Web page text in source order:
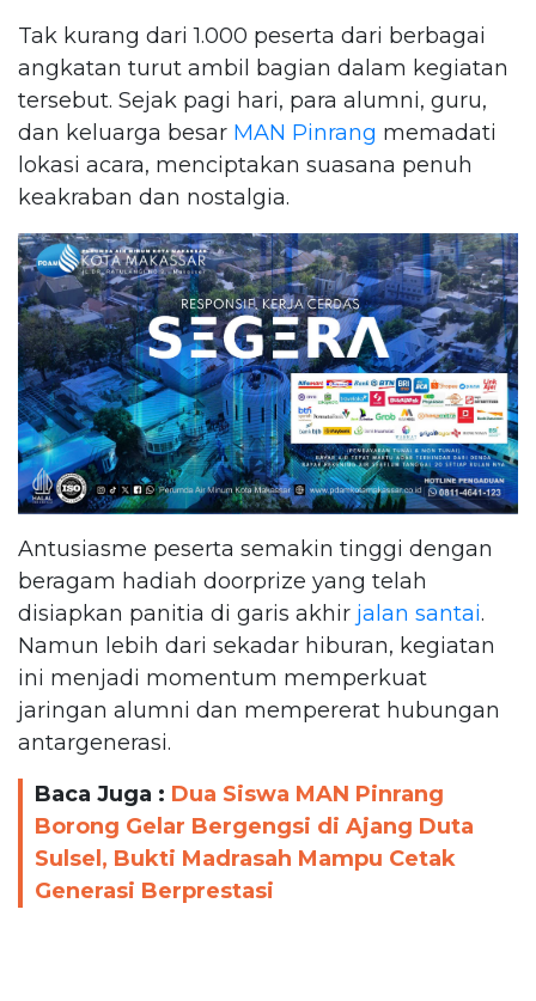
Tak kurang dari 1.000 peserta dari berbagai
angkatan turut ambil bagian dalam kegiatan
tersebut. Sejak pagi hari, para alumni, guru,
dan keluarga besar MAN Pinrang memadati
lokasi acara, menciptakan suasana penuh
keakraban dan nostalgia.
Antusiasme peserta semakin tinggi dengan
beragam hadiah doorprize yang telah
disiapkan panitia di garis akhir jalan santai.
Namun lebih dari sekadar hiburan, kegiatan
ini menjadi momentum memperkuat
jaringan alumni dan mempererat hubungan
antargenerasi.
Baca Juga : Dua Siswa MAN Pinrang
Borong Gelar Bergengsi di Ajang Duta
Sulsel, Bukti Madrasah Mampu Cetak
Generasi Berprestasi